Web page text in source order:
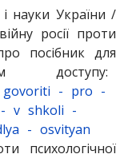
і науки України /
росії проти
посібник для
govoriti - pro -
- v shkoli -
- osvityan
психологічної